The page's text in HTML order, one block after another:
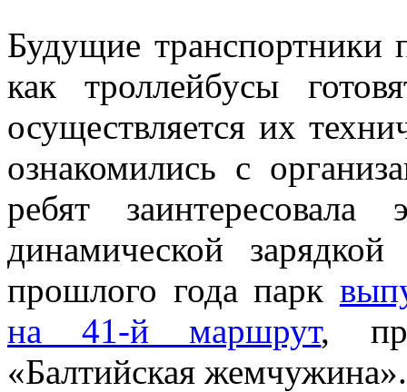
Будущие транспортники
как троллейбусы
осуществляется их
ознакомились с
ребят заинтересовала
динамической
прошлого года парк
на 41-й маршрут,
«Балтийская жемчужина».